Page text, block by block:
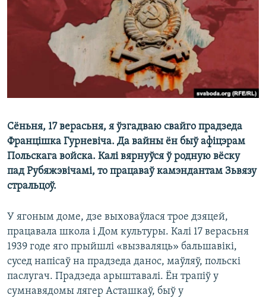
КУЛЬТУРА
КАЛЯНДАР
МОВА
НА ХВАЛЯХ СВАБОДЫ
Сёньня, 17 верасьня, я ўзгадваю свайго прадзеда
Францішка Гурневіча. Да вайны ён быў афіцэрам
Польскага войска. Калі вярнуўся ў родную вёску
пад Рубяжэвічамі, то працаваў камэндантам Зьвязу
cтральцоў.
У ягоным доме, дзе выховаўлася трое дзяцей,
працавала школа і Дом культуры. Калі 17 верасьня
1939 годe яго прыйшлі «вызваляць» бальшавікі,
сусед напісаў на прадзеда данос, маўляў, польскі
паслугач. Прадзеда арыштавалі. Ён трапіў у
сумнавядомы лягер Асташкаў, быў у